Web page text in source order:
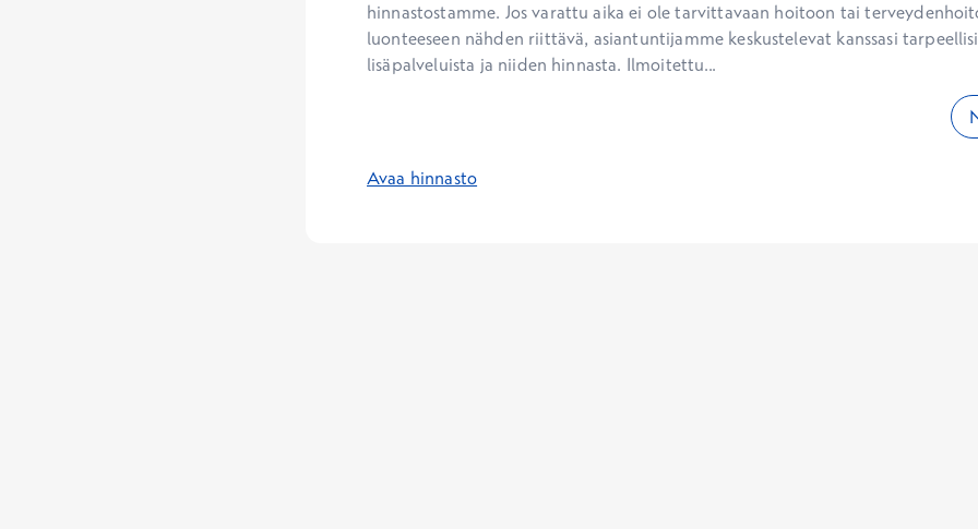
hinnastostamme. Jos varattu aika ei ole tarvittavaan hoitoon tai
luonteeseen nähden riittävä, asiantuntijamme keskustelevat kanssasi
lisäpalveluista ja niiden hinnasta. Ilmoitettu...
Avaa hinnasto